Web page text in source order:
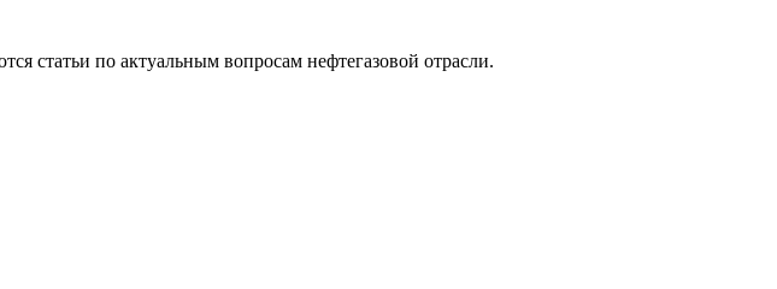
статьи по актуальным вопросам нефтегазовой отрасли.